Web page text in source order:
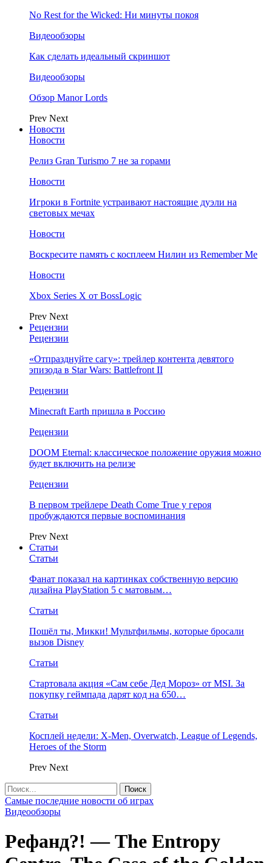
No Rest for the Wicked: Ни минуты покоя
Видеообзоры
Как сделать идеальный скриншот
Видеообзоры
Обзор Manor Lords
Prev Next
Новости
Новости
Релиз Gran Turismo 7 не за горами
Новости
Игроки в Fortnite устраивают настоящие дуэли на
световых мечах
Новости
Воскресите память с косплеем Нилин из Remember Me
Новости
Xbox Series X от BossLogic
Prev Next
Рецензии
Рецензии
«Отпразднуйте сагу»: трейлер контента девятого
эпизода в Star Wars: Battlefront II
Рецензии
Minecraft Earth пришла в Россию
Рецензии
DOOM Eternal: классическое положение оружия можно
будет включить на релизе
Рецензии
В первом трейлере Death Come True у героя
пробуждаются первые воспоминания
Prev Next
Статьи
Статьи
Фанат показал на картинках собственную версию
дизайна PlayStation 5 с матовым…
Статьи
Пошёл ты, Микки! Мультфильмы, которые бросали
вызов Disney
Статьи
Стартовала акция «Сам себе Дед Мороз» от MSI. За
покупку геймпада дарят код на 650…
Статьи
Косплей недели: X-Men, Overwatch, League of Legends,
Heroes of the Storm
Prev Next
Самые последние новости об играх
Видеообзоры
Рефанд?! — The Entropy